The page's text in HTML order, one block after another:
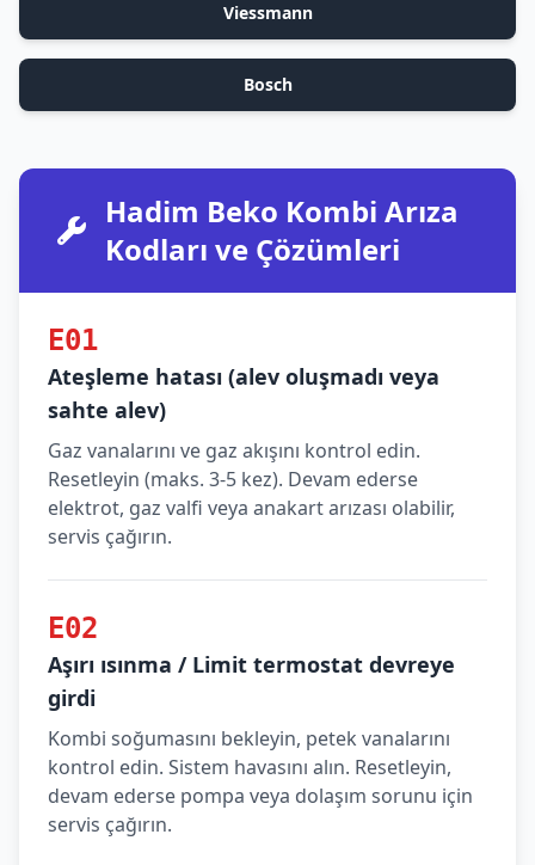
Viessmann
Bosch
Hadim Beko Kombi Arıza
Kodları ve Çözümleri
E01
Ateşleme hatası (alev oluşmadı veya
sahte alev)
Gaz vanalarını ve gaz akışını kontrol edin.
Resetleyin (maks. 3-5 kez). Devam ederse
elektrot, gaz valfi veya anakart arızası olabilir,
servis çağırın.
E02
Aşırı ısınma / Limit termostat devreye
girdi
Kombi soğumasını bekleyin, petek vanalarını
kontrol edin. Sistem havasını alın. Resetleyin,
devam ederse pompa veya dolaşım sorunu için
servis çağırın.